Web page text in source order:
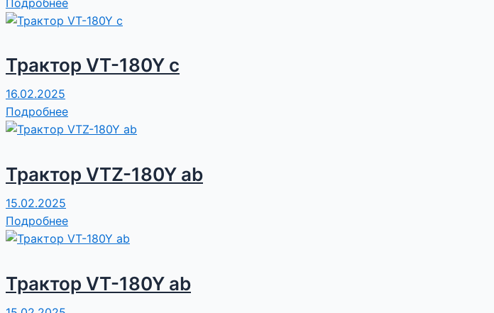
Трактор VT-180Y c
16.02.2025
Подробнее
Трактор VTZ-180Y ab
15.02.2025
Подробнее
Трактор VT-180Y ab